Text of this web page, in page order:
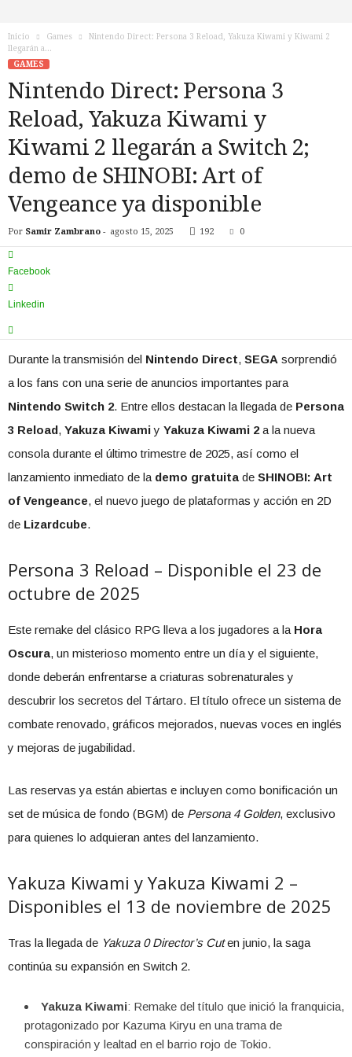
Inicio Games
Nintendo Direct: Persona 3 Reload, Yakuza Kiwami y Kiwami 2
llegarán a...
GAMES
Nintendo Direct: Persona 3
Reload, Yakuza Kiwami y
Kiwami 2 llegarán a Switch 2;
demo de SHINOBI: Art of
Vengeance ya disponible
Por Samir Zambrano - agosto 15, 2025 192 0
Facebook
Linkedin
Durante la transmisión del Nintendo Direct, SEGA sorprendió
a los fans con una serie de anuncios importantes para
Nintendo Switch 2. Entre ellos destacan la llegada de Persona
3 Reload, Yakuza Kiwamiy Yakuza Kiwami 2 a la nueva
consola durante el último trimestre de 2025, así como el
lanzamiento inmediato de la demo gratuita de SHINOBI: Art
of Vengeance, el nuevo juego de plataformas y acción en 2D
de Lizardcube.
Persona 3 Reload – Disponible el 23 de
octubre de 2025
Este remake del clásico RPG lleva a los jugadores a la Hora
Oscura, un misterioso momento entre un día y el siguiente,
donde deberán enfrentarse a criaturas sobrenaturales y
descubrir los secretos del Tártaro. El título ofrece un sistema de
combate renovado, gráficos mejorados, nuevas voces en inglés
y mejoras de jugabilidad.
Las reservas ya están abiertas e incluyen como bonificación un
set de música de fondo (BGM) de Persona 4 Golden, exclusivo
para quienes lo adquieran antes del lanzamiento.
Yakuza Kiwami y Yakuza Kiwami 2 –
Disponibles el 13 de noviembre de 2025
Tras la llegada de Yakuza 0 Director’s Cuten junio, la saga
continúa su expansión en Switch 2.
Yakuza Kiwami: Remake del título que inició la franquicia,
protagonizado por Kazuma Kiryu en una trama de
conspiración y lealtad en el barrio rojo de Tokio.